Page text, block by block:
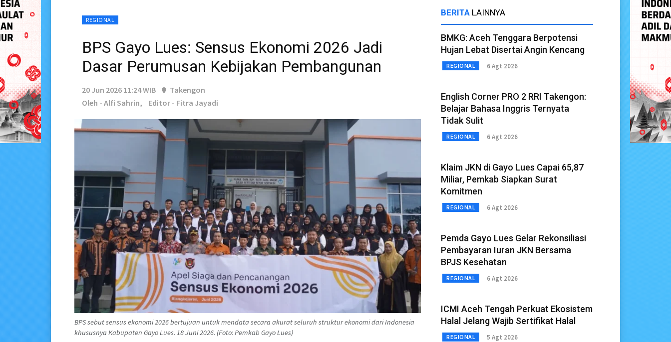
REGIONAL
BPS Gayo Lues: Sensus Ekonomi 2026 Jadi
Dasar Perumusan Kebijakan Pembangunan
20 Jun 2026 11:24 WIB
Takengon
Oleh - Alfi Sahrin,
Editor - Fitra Jayadi
BPS sebut sensus ekonomi 2026 bertujuan untuk mendata secara akurat seluruh struktur ekonomi dari Indonesia
khususnya Kabupaten Gayo Lues. 18 Juni 2026. (Foto: Pemkab Gayo Lues)
BERITA LAINNYA
BMKG: Aceh Tenggara Berpotensi
Hujan Lebat Disertai Angin Kencang
REGIONAL 6 Agt 2026
English Corner PRO 2 RRI Takengon:
Belajar Bahasa Inggris Ternyata
Tidak Sulit
REGIONAL 6 Agt 2026
Klaim JKN di Gayo Lues Capai 65,87
Miliar, Pemkab Siapkan Surat
Komitmen
REGIONAL 6 Agt 2026
Pemda Gayo Lues Gelar Rekonsiliasi
Pembayaran Iuran JKN Bersama
BPJS Kesehatan
REGIONAL 6 Agt 2026
ICMI Aceh Tengah Perkuat Ekosistem
Halal Jelang Wajib Sertifikat Halal
REGIONAL 5 Agt 2026